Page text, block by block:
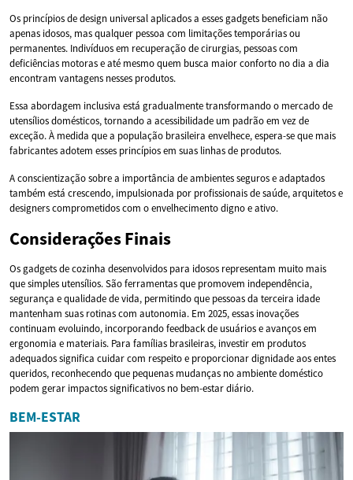
Os princípios de design universal aplicados a esses gadgets beneficiam não
apenas idosos, mas qualquer pessoa com limitações temporárias ou
permanentes. Indivíduos em recuperação de cirurgias, pessoas com
deficiências motoras e até mesmo quem busca maior conforto no dia a dia
encontram vantagens nesses produtos.
Essa abordagem inclusiva está gradualmente transformando o mercado de
utensílios domésticos, tornando a acessibilidade um padrão em vez de
exceção. À medida que a população brasileira envelhece, espera-se que mais
fabricantes adotem esses princípios em suas linhas de produtos.
A conscientização sobre a importância de ambientes seguros e adaptados
também está crescendo, impulsionada por profissionais de saúde, arquitetos e
designers comprometidos com o envelhecimento digno e ativo.
Considerações Finais
Os gadgets de cozinha desenvolvidos para idosos representam muito mais
que simples utensílios. São ferramentas que promovem independência,
segurança e qualidade de vida, permitindo que pessoas da terceira idade
mantenham suas rotinas com autonomia. Em 2025, essas inovações
continuam evoluindo, incorporando feedback de usuários e avanços em
ergonomia e materiais. Para famílias brasileiras, investir em produtos
adequados significa cuidar com respeito e proporcionar dignidade aos entes
queridos, reconhecendo que pequenas mudanças no ambiente doméstico
podem gerar impactos significativos no bem-estar diário.
BEM-ESTAR